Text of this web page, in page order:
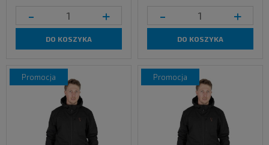
- +
DO KOSZYKA
- +
DO KOSZYKA
promocja promocja